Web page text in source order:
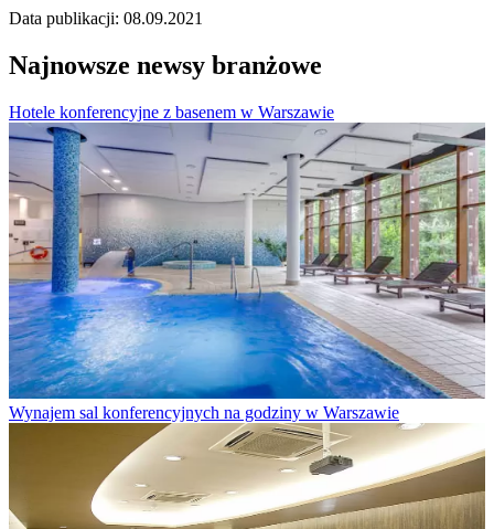
Data publikacji: 08.09.2021
Najnowsze newsy branżowe
Hotele konferencyjne z basenem w Warszawie
Wynajem sal konferencyjnych na godziny w Warszawie